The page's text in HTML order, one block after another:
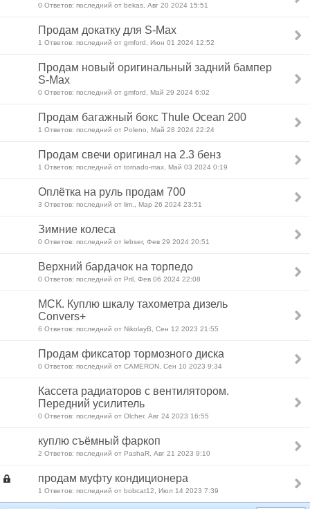
0 Ответов: последний от bekas, Авг 20 2024 15:51
Продам докатку для S-Max
1 Ответов: последний от gmford, Июн 01 2024 12:52
Продам новый оригинальный задний бампер
S-Max
0 Ответов: последний от gmford, Май 29 2024 6:02
Продам багажный бокс Thule Ocean 200
1 Ответов: последний от Poleno, Май 28 2024 22:24
Продам свечи оригинал на 2.3 бенз
1 Ответов: последний от tornado-max, Май 03 2024 0:19
Оплётка на руль продам 700
3 Ответов: последний от lim., Мар 26 2024 23:51
Зимние колеса
0 Ответов: последний от lebser, Фев 29 2024 20:51
Верхний бардачок на торпедо
0 Ответов: последний от Pril, Фев 06 2024 22:08
МСК. Куплю шкалу тахометра дизель
Convers+
6 Ответов: последний от NikolayB, Сен 12 2023 21:55
Продам фиксатор тормозного диска
0 Ответов: последний от CAMERON, Сен 10 2023 9:34
Кассета радиаторов с вентилятором.
Передний усилитель
0 Ответов: последний от Olcher, Авг 24 2023 16:55
куплю съёмный фаркоп
2 Ответов: последний от PashaR, Авг 21 2023 9:10
продам муфту кондиционера
1 Ответов: последний от bobcat12, Июл 14 2023 7:39